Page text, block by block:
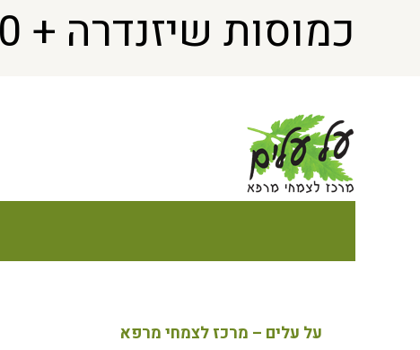
כמוסות שיזנדרה + Q 10 – תוסף תזונה – 1 ק"ג
על עלים – מרכז לצמחי מרפא